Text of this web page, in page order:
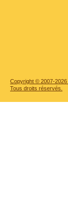
Copyright © 2007-2026
Tous droits réservés.